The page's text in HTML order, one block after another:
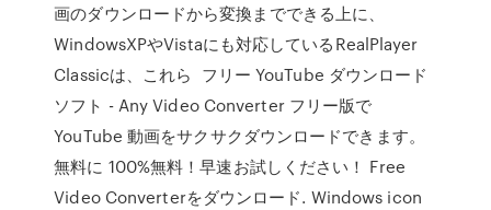
画のダウンロードから変換までできる上に、
WindowsXPやVistaにも対応しているRealPlayer
Classicは、これら フリー YouTube ダウンロード
ソフト - Any Video Converter フリー版で
YouTube 動画をサクサクダウンロードできます。
無料に 100%無料！早速お試しください！ Free
Video Converterをダウンロード. Windows icon